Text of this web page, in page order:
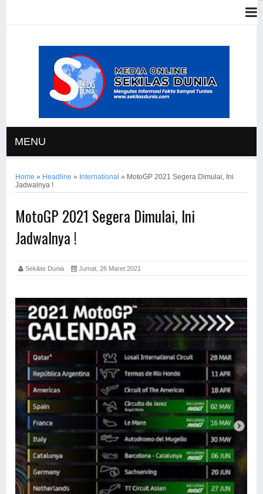
MENU
Home » Headline » International » MotoGP 2021 Segera Dimulai, Ini
Jadwalnya !
MotoGP 2021 Segera Dimulai, Ini
Jadwalnya !
Sekilas Dunia Jumat, 26 Maret 2021